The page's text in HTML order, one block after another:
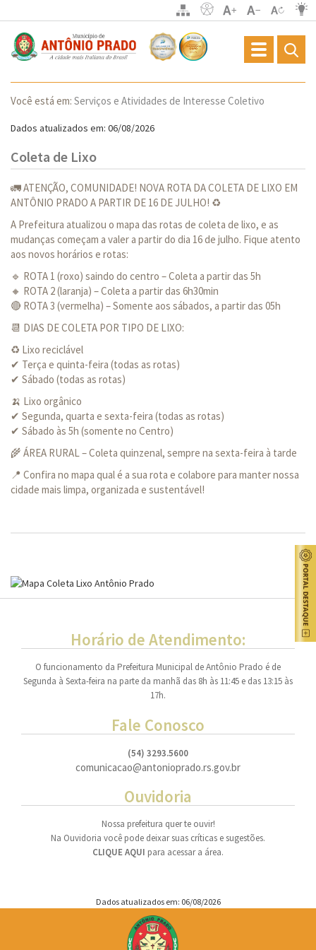
Toggle
navigation
Você está em: Serviços e Atividades de Interesse Coletivo
Dados atualizados em: 06/08/2026
Coleta de Lixo
🚛 ATENÇÃO, COMUNIDADE! NOVA ROTA DA COLETA DE LIXO EM
ANTÔNIO PRADO A PARTIR DE 16 DE JULHO! ♻
A Prefeitura atualizou o mapa das rotas de coleta de lixo, e as
mudanças começam a valer a partir do dia 16 de julho. Fique atento
aos novos horários e rotas:
🔹 ROTA 1 (roxo) saindo do centro – Coleta a partir das 5h
🔸 ROTA 2 (laranja) – Coleta a partir das 6h30min
🔴 ROTA 3 (vermelha) – Somente aos sábados, a partir das 05h
📆 DIAS DE COLETA POR TIPO DE LIXO:
♻ Lixo reciclável
✔ Terça e quinta-feira (todas as rotas)
✔ Sábado (todas as rotas)
🍌 Lixo orgânico
✔ Segunda, quarta e sexta-feira (todas as rotas)
✔ Sábado às 5h (somente no Centro)
🌾 ÁREA RURAL – Coleta quinzenal, sempre na sexta-feira à tarde
📍 Confira no mapa qual é a sua rota e colabore para manter nossa
cidade mais limpa, organizada e sustentável!
Horário de Atendimento:
O funcionamento da Prefeitura Municipal de Antônio Prado é de
Segunda à Sexta-feira na parte da manhã das 8h às 11:45 e das 13:15 às
17h.
Fale Conosco
(54) 3293.5600
comunicacao@antonioprado.rs.gov.br
Ouvidoria
Nossa prefeitura quer te ouvir!
Na Ouvidoria você pode deixar suas críticas e sugestões.
CLIQUE AQUI para acessar a área.
Dados atualizados em: 06/08/2026